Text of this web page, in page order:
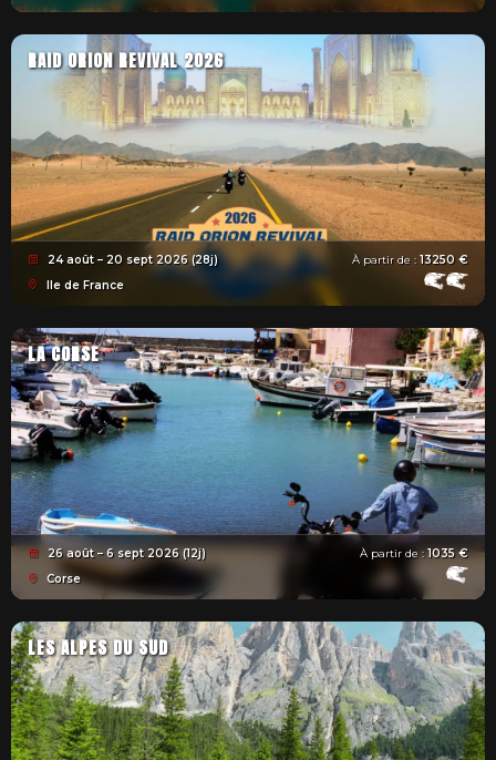
RAID ORION REVIVAL 2026
24 août – 20 sept 2026 (28j)
Ile de France
À partir de :13250 €
LA CORSE
26 août – 6 sept 2026 (12j)
Corse
À partir de :1035 €
LES ALPES DU SUD